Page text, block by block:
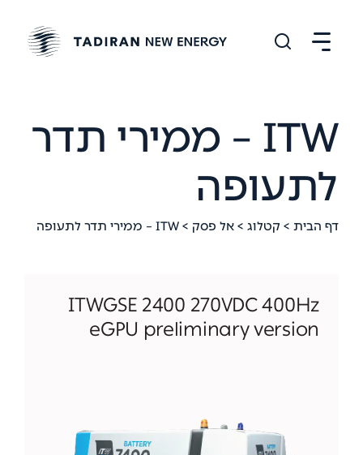
ITW – ממירי תדר
לתעופה
דף הבית > קטלוג > אל פסק > ITW – ממירי תדר לתעופה
ITWGSE 2400 270VDC 400Hz
eGPU preliminary version